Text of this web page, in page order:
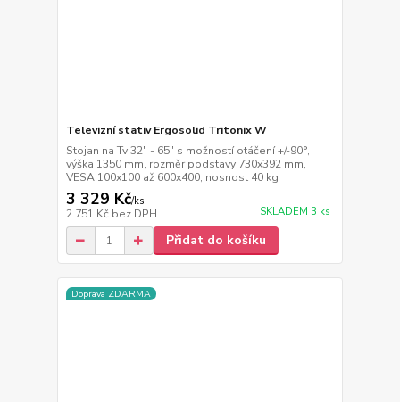
Televizní stativ Ergosolid Tritonix W
Stojan na Tv 32" - 65" s možností otáčení +/-90°,
výška 1350 mm, rozměr podstavy 730x392 mm,
VESA 100x100 až 600x400, nosnost 40 kg
3 329 Kč/ks
2 751 Kč bez DPH SKLADEM 3 ks
Přidat do košíku
Doprava ZDARMA